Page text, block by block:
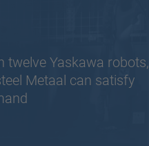
twelve Yaskawa robots,
Metaal can satisfy